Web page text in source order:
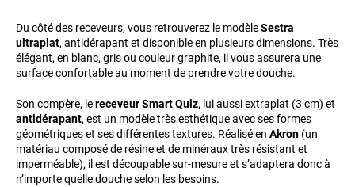
Du côté des receveurs, vous retrouverez le modèleSestra
ultraplat, antidérapant et disponible en plusieurs dimensions. Très
élégant, en blanc, gris ou couleur graphite, il vous assurera une
surface confortable au moment de prendre votre douche.
Son compère, lereceveur Smart Quiz, lui aussi extraplat (3 cm) et
antidérapant, est un modèle très esthétique avec ses formes
géométriques et ses différentes textures. Réalisé en Akron (un
matériau composé de résine et de minéraux très résistant et
imperméable), il est découpable sur-mesure et s’adaptera donc à
n’importe quelle douche selon les besoins.